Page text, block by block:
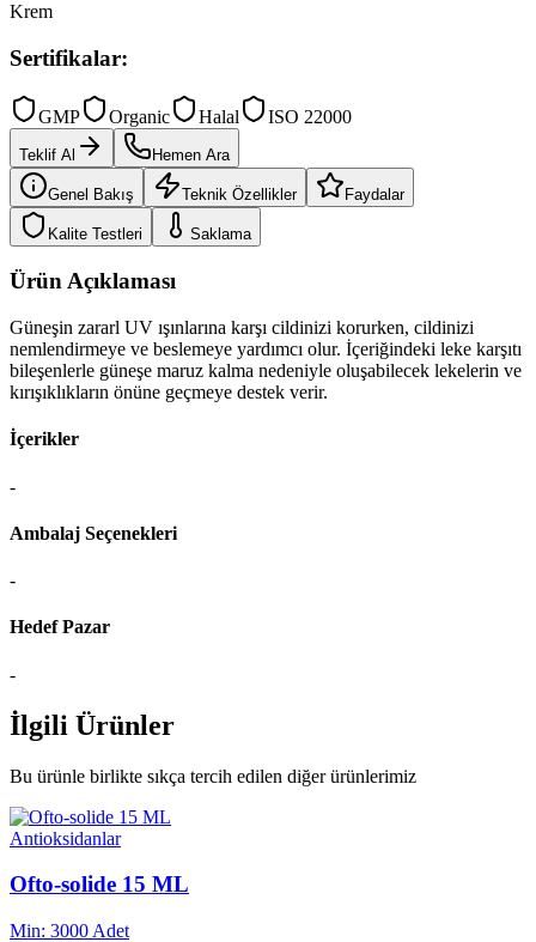
Krem
Sertifikalar:
GMP Organic Halal ISO 22000
Teklif Al Hemen Ara
Genel Bakış Teknik Özellikler Faydalar
Kalite Testleri Saklama
Ürün Açıklaması
Güneşin zararl UV ışınlarına karşı cildinizi korurken, cildinizi
nemlendirmeye ve beslemeye yardımcı olur. İçeriğindeki leke karşıtı
bileşenlerle güneşe maruz kalma nedeniyle oluşabilecek lekelerin ve
kırışıklıkların önüne geçmeye destek verir.
İçerikler
-
Ambalaj Seçenekleri
-
Hedef Pazar
-
İlgili Ürünler
Bu ürünle birlikte sıkça tercih edilen diğer ürünlerimiz
Antioksidanlar
Ofto-solide 15 ML
Min: 3000 Adet